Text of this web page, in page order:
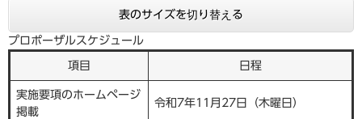
表のサイズを切り替える
プロポーザルスケジュール
項目 日程
実施要項のホームページ
掲載
令和7年11月27日（木曜日）